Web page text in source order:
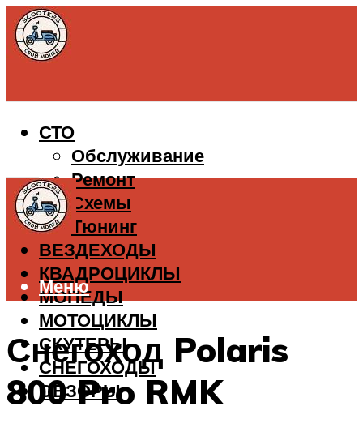
СТО
Обслуживание
Ремонт
Схемы
Тюнинг
ВЕЗДЕХОДЫ
КВАДРОЦИКЛЫ
МОПЕДЫ
МОТОЦИКЛЫ
СКУТЕРЫ
СНЕГОХОДЫ
ОБЗОРЫ
Меню
Снегоход Polaris
800 Pro RMK